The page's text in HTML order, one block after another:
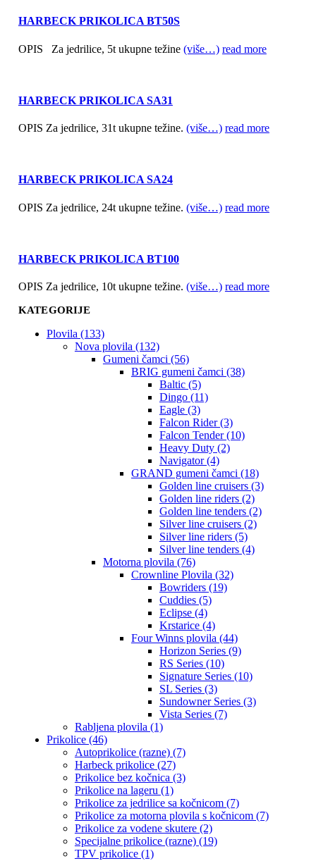
HARBECK PRIKOLICA BT50S
OPIS Za jedrilice, 5t ukupne težine (više…) read more
HARBECK PRIKOLICA SA31
OPIS Za jedrilice, 31t ukupne težine. (više…) read more
HARBECK PRIKOLICA SA24
OPIS Za jedrilice, 24t ukupne težine. (više…) read more
HARBECK PRIKOLICA BT100
OPIS Za jedrilice, 10t ukupne težine. (više…) read more
KATEGORIJE
Plovila (133)
Nova plovila (132)
Gumeni čamci (56)
BRIG gumeni čamci (38)
Baltic (5)
Dingo (11)
Eagle (3)
Falcon Rider (3)
Falcon Tender (10)
Heavy Duty (2)
Navigator (4)
GRAND gumeni čamci (18)
Golden line cruisers (3)
Golden line riders (2)
Golden line tenders (2)
Silver line cruisers (2)
Silver line riders (5)
Silver line tenders (4)
Motorna plovila (76)
Crownline Plovila (32)
Bowriders (19)
Cuddies (5)
Eclipse (4)
Krstarice (4)
Four Winns plovila (44)
Horizon Series (9)
RS Series (10)
Signature Series (10)
SL Series (3)
Sundowner Series (3)
Vista Series (7)
Rabljena plovila (1)
Prikolice (46)
Autoprikolice (razne) (7)
Harbeck prikolice (27)
Prikolice bez kočnica (3)
Prikolice na lageru (1)
Prikolice za jedrilice sa kočnicom (7)
Prikolice za motorna plovila s kočnicom (7)
Prikolice za vodene skutere (2)
Specijalne prikolice (razne) (19)
TPV prikolice (1)